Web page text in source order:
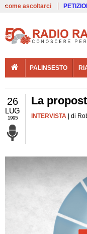
come ascoltarci
PALINSESTO
26
LUG
1995
La
INTERVISTA | di